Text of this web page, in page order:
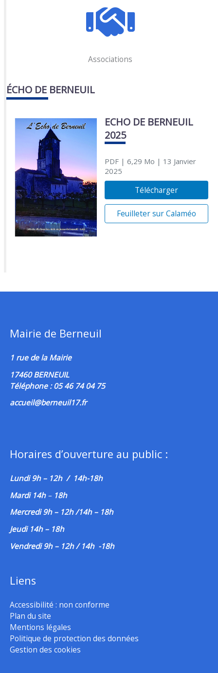
Associations
ÉCHO DE BERNEUIL
ECHO DE BERNEUIL
2025
PDF| 6,29 Mo | 13 Janvier
2025
Télécharger
Feuilleter sur Calaméo
Mairie de Berneuil
1 rue de la Mairie
17460 BERNEUIL
Téléphone : 05 46 74 04 75
accueil@berneuil17.fr
Horaires d’ouverture au public :
Lundi 9h – 12h / 14h-18h
Mardi 14h– 18h
Mercredi 9h – 12h /14h – 18h
Jeudi 14h – 18h
Vendredi 9h – 12h / 14h -18h
Liens
Accessibilité : non conforme
Plan du site
Mentions légales
Politique de protection des données
Gestion des cookies